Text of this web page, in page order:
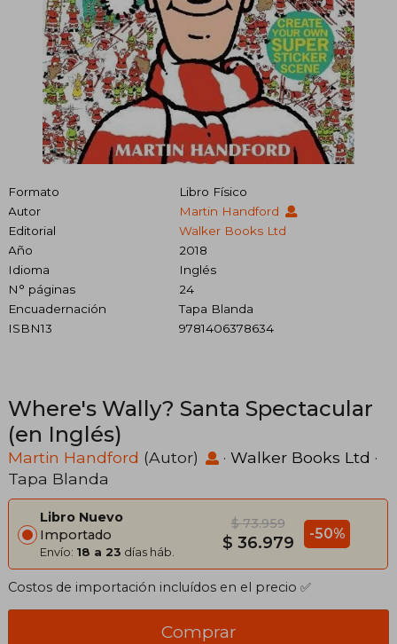
Formato
Libro Físico
Autor
Martin Handford
Editorial
Walker Books Ltd
Año
2018
Idioma
Inglés
N° páginas
24
Encuadernación
Tapa Blanda
ISBN13
9781406378634
Where's Wally? Santa Spectacular
(en Inglés)
Martin Handford (Autor) · Walker Books Ltd ·
Tapa Blanda
Libro Nuevo
Importado
Envío: 18 a 23 días háb.
$ 73.959
$ 36.979 -50%
Costos de importación incluídos en el precio ✅
Comprar